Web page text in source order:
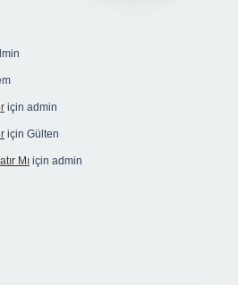
için admin
için Gülten
Mı için admin